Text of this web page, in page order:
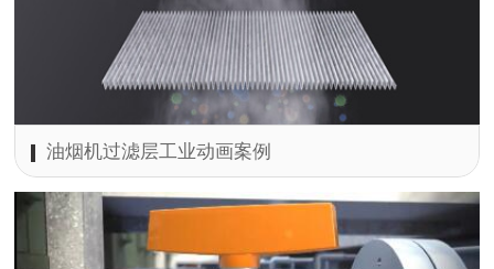
油烟机过滤层工业动画案例